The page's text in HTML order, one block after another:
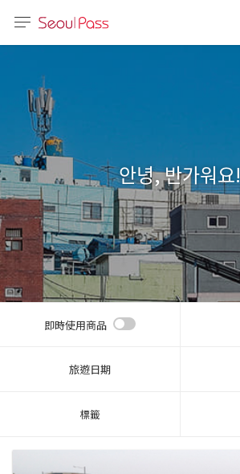
体)
文 (台灣)
안녕, 반가워요!
即時使用商品
旅遊日期
標籤